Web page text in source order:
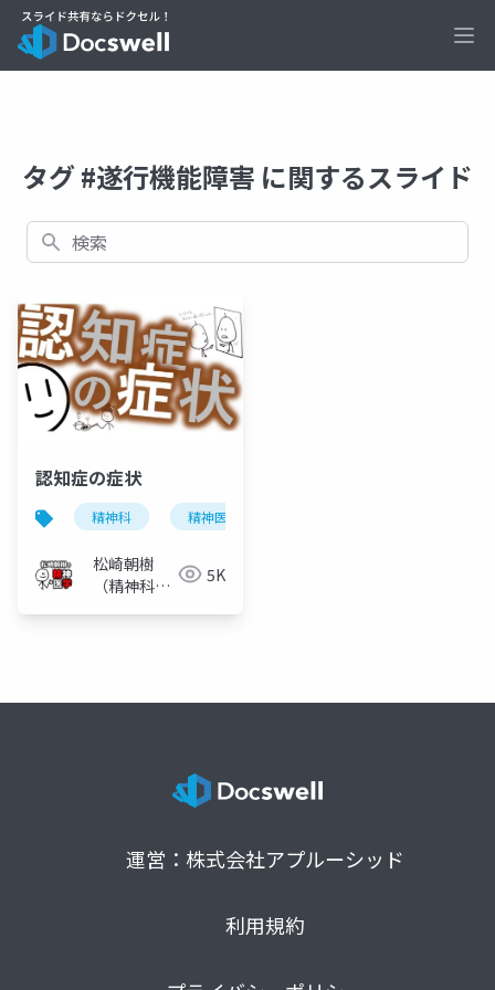
タグ #遂行機能障害 に関するスライド
検索
認知症の症状
精神科 精神医学
松崎朝樹
（精神科
5K
運営：株式会社アプルーシッド
利用規約